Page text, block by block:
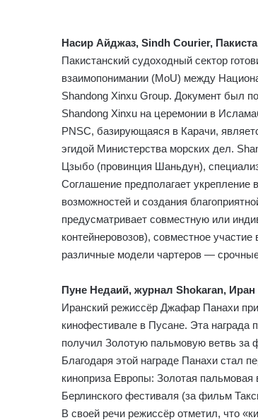
Насир Айджаз, Sindh Courier,
Пакистанский судоходный сектор
взаимопонимании (MoU) между
Shandong Xinxu Group. Документ был
Shandong Xinxu на церемонии в
PNSC, базирующаяся в Карачи,
эгидой Министерства морских дел.
Цзыбо (провинция Шаньдун),
Соглашение предполагает укрепление
возможностей и создания
предусматривает совместную или
контейнеровозов), совместное
различные модели чартеров —
Пуне Недаий, журнал Shokaran, Иран
Иранский режиссёр Джафар Панахи
кинофестивале в Пусане. Эта награда
получил Золотую пальмовую ветвь за
Благодаря этой награде Панахи стал
киноприза Европы: Золотая
Берлинского фестиваля (за фильм
В своей речи режиссёр отметил, что